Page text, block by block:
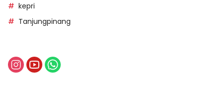
kepri
Tanjungpinang